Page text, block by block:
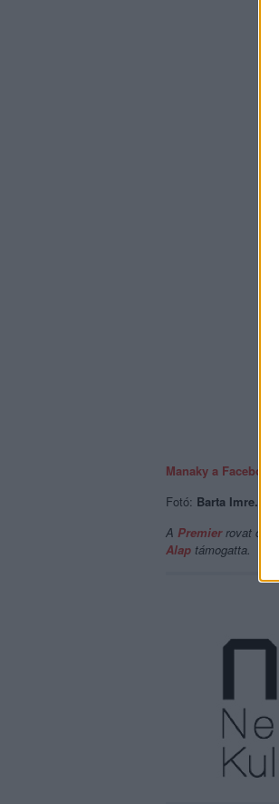
Manaky a
Fotó: Barta Imre.
A Premierrovat
Alap támogatta.